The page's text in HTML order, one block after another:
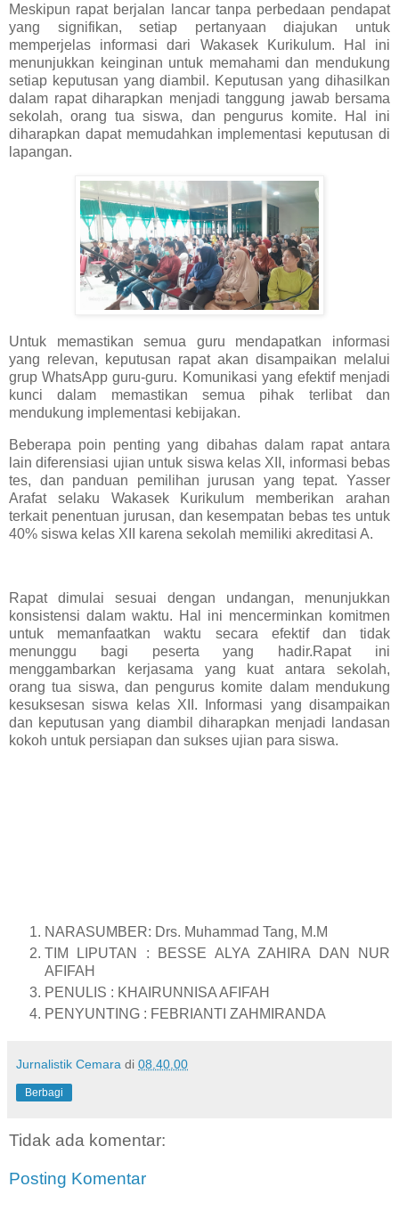
Meskipun rapat berjalan lancar tanpa perbedaan pendapat
yang signifikan, setiap pertanyaan diajukan untuk
memperjelas informasi dari Wakasek Kurikulum. Hal ini
menunjukkan keinginan untuk memahami dan mendukung
setiap keputusan yang diambil. Keputusan yang dihasilkan
dalam rapat diharapkan menjadi tanggung jawab bersama
sekolah, orang tua siswa, dan pengurus komite. Hal ini
diharapkan dapat memudahkan implementasi keputusan di
lapangan.
Untuk memastikan semua guru mendapatkan informasi
yang relevan, keputusan rapat akan disampaikan melalui
grup WhatsApp guru-guru. Komunikasi yang efektif menjadi
kunci dalam memastikan semua pihak terlibat dan
mendukung implementasi kebijakan.
Beberapa poin penting yang dibahas dalam rapat antara
lain diferensiasi ujian untuk siswa kelas XII, informasi bebas
tes, dan panduan pemilihan jurusan yang tepat. Yasser
Arafat selaku Wakasek Kurikulum memberikan arahan
terkait penentuan jurusan, dan kesempatan bebas tes untuk
40% siswa kelas XII karena sekolah memiliki akreditasi A.
Rapat dimulai sesuai dengan undangan, menunjukkan
konsistensi dalam waktu. Hal ini mencerminkan komitmen
untuk memanfaatkan waktu secara efektif dan tidak
menunggu bagi peserta yang hadir.Rapat ini
menggambarkan kerjasama yang kuat antara sekolah,
orang tua siswa, dan pengurus komite dalam mendukung
kesuksesan siswa kelas XII. Informasi yang disampaikan
dan keputusan yang diambil diharapkan menjadi landasan
kokoh untuk persiapan dan sukses ujian para siswa.
NARASUMBER: Drs. Muhammad Tang, M.M
TIM LIPUTAN : BESSE ALYA ZAHIRA DAN NUR
AFIFAH
PENULIS : KHAIRUNNISA AFIFAH
PENYUNTING : FEBRIANTI ZAHMIRANDA
Jurnalistik Cemara di 08.40.00
Berbagi
Tidak ada komentar:
Posting Komentar